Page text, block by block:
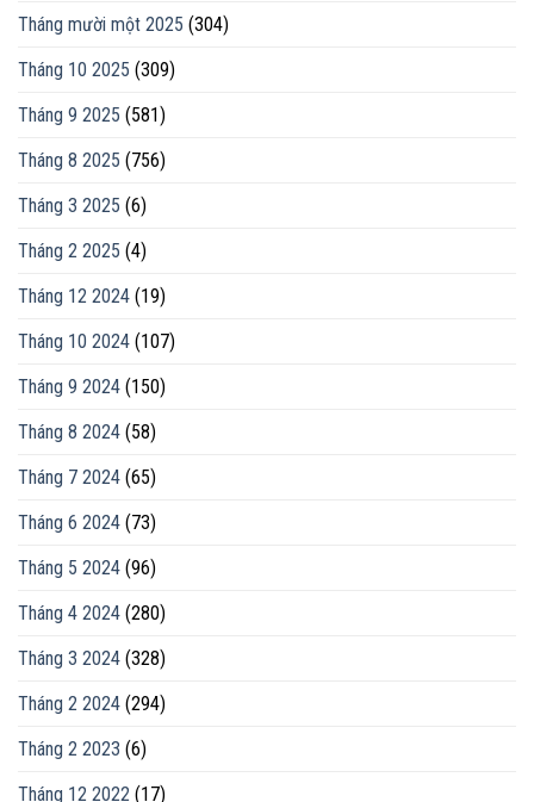
Tháng mười một 2025 (304)
Tháng 10 2025 (309)
Tháng 9 2025 (581)
Tháng 8 2025 (756)
Tháng 3 2025 (6)
Tháng 2 2025 (4)
Tháng 12 2024 (19)
Tháng 10 2024 (107)
Tháng 9 2024 (150)
Tháng 8 2024 (58)
Tháng 7 2024 (65)
Tháng 6 2024 (73)
Tháng 5 2024 (96)
Tháng 4 2024 (280)
Tháng 3 2024 (328)
Tháng 2 2024 (294)
Tháng 2 2023 (6)
Tháng 12 2022 (17)